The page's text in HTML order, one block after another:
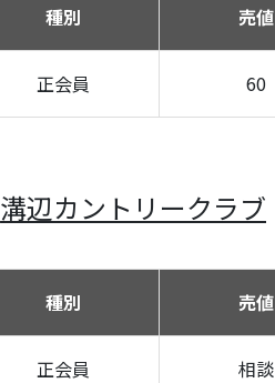
種別 売値
正会員 60
溝辺カントリークラブ
種別 売値
正会員 相談